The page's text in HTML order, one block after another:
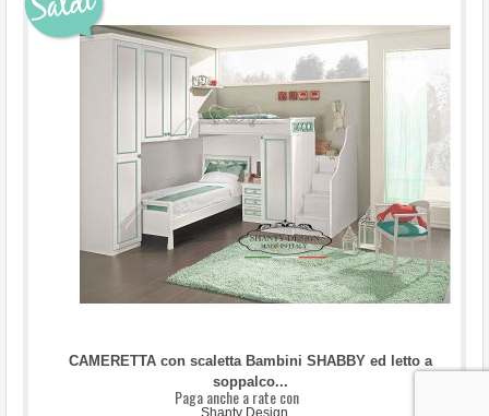
CAMERETTA con scaletta Bambini SHABBY ed letto a
soppalco...
Shanty Design
Paga anche a rate con